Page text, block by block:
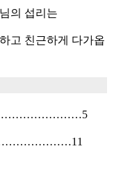
의 섭리는
고 친근하게 다가옵